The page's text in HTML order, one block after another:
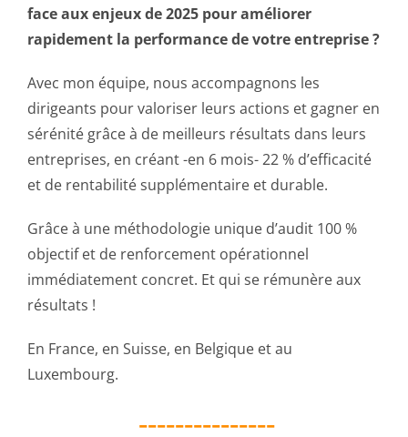
face aux enjeux de 2025 pour améliorer
rapidement la performance de votre entreprise ?
Avec mon équipe, nous accompagnons les
dirigeants pour valoriser leurs actions et gagner en
sérénité grâce à de meilleurs résultats dans leurs
entreprises, en créant -en 6 mois- 22 % d’efficacité
et de rentabilité supplémentaire et durable.
Grâce à une méthodologie unique d’audit 100 %
objectif et de renforcement opérationnel
immédiatement concret. Et qui se rémunère aux
résultats !
En France, en Suisse, en Belgique et au
Luxembourg.